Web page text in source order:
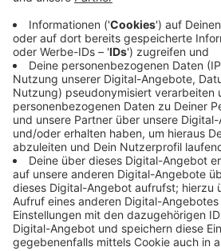
Auch in diesem Jahr wurden zur
Wassertanks als Barriere an den
aufgestellt. Das
Jahre hat sich bewährt.
Ordnungsamtes und die Polizei
hohe Präsenz zeigen, sagte uns
Stadt. Zum ersten Mal in der
auf der Eich Buden aufgestellt,
durchgängige Verbindung
und Loches Platz.
Anzeige